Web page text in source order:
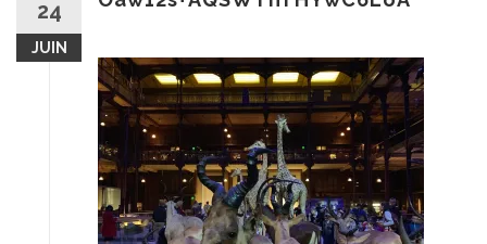
24
JUIN